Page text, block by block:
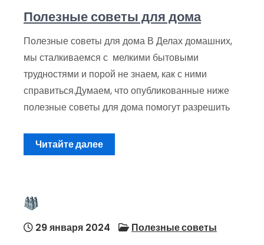
Полезные советы для дома
Полезные советы для дома В Делах домашних,
мы сталкиваемся с мелкими бытовыми
трудностями и порой не знаем, как с ними
справиться.Думаем, что опубликованные ниже
полезные советы для дома помогут разрешить
Читайте далее
29 января 2024 Полезные советы